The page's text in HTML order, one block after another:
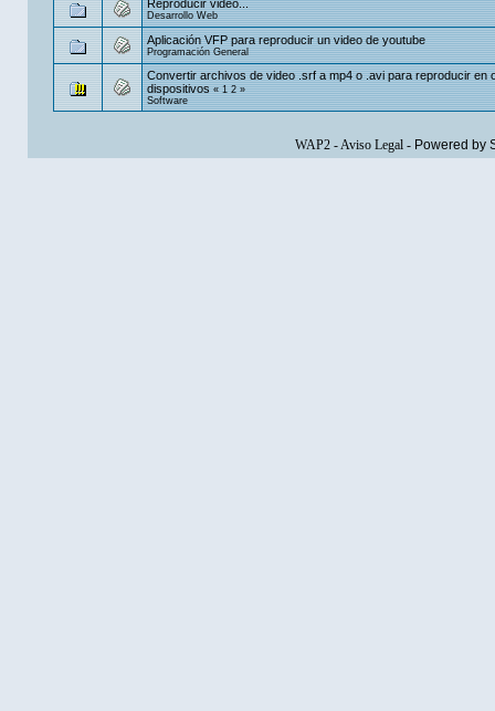
Reproducir video...
Desarrollo Web
Aplicación VFP para reproducir un video de youtube
Programación General
Convertir archivos de video .srf a mp4 o .avi para reproducir en
dispositivos «1 2»
Software
WAP2-Aviso Legal- Powered by